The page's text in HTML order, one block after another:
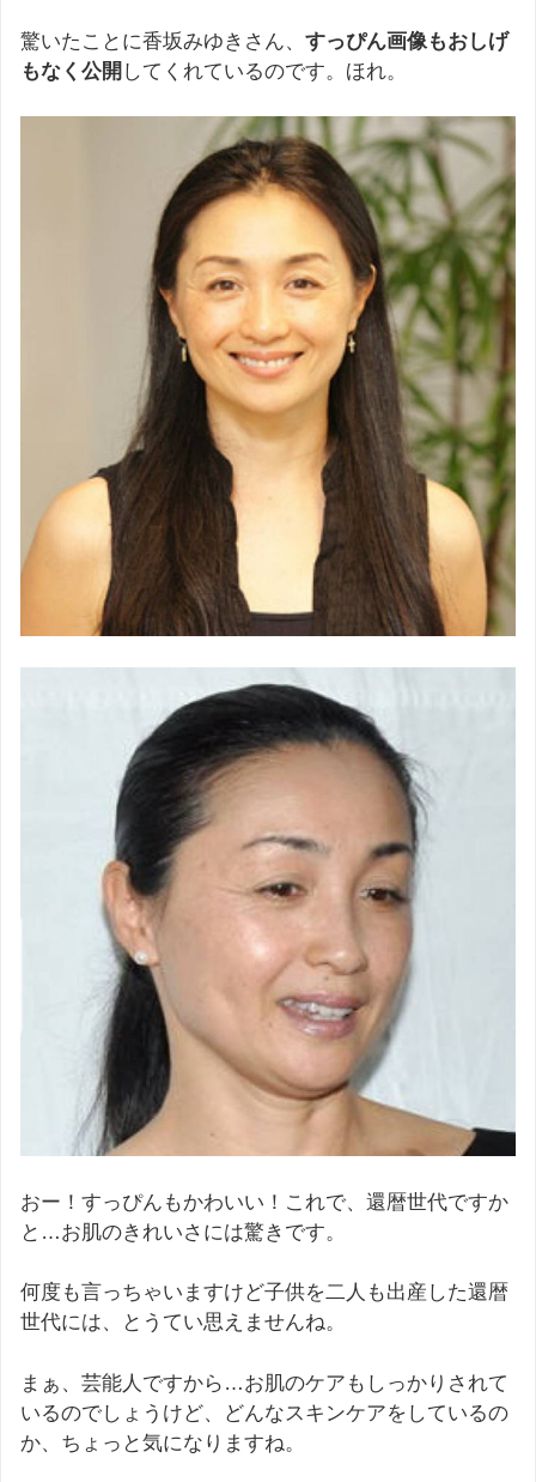
驚いたことに香坂みゆきさん、 すっぴん画像もおしげ
もなく公開 してくれているのです。ほれ。
おー！すっぴんもかわいい！これで、還暦世代ですか
と…お肌のきれいさには驚きです。
何度も言っちゃいますけど子供を二人も出産した還暦
世代には、とうてい思えませんね。
まぁ、芸能人ですから…お肌のケアもしっかりされて
いるのでしょうけど、どんなスキンケアをしているの
か、ちょっと気になりますね。